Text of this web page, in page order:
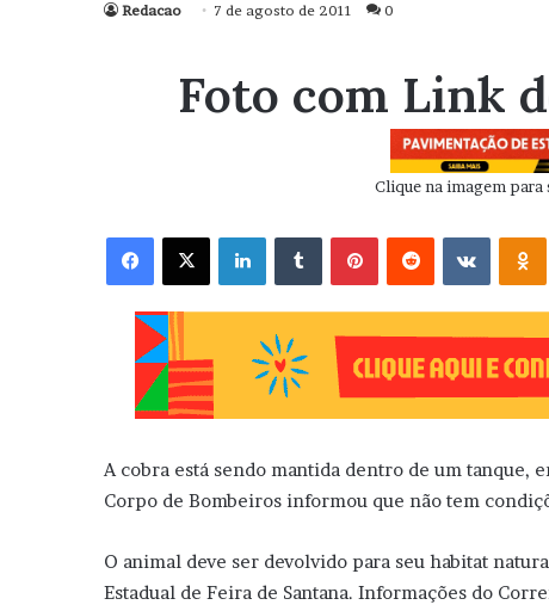
Redacao 7 de agosto de 2011 0
Foto com Link
Clique na imagem
Facebook X Linkedin VK
A cobra está sendo mantida dentro de um tanque,
Corpo de Bombeiros informou que não tem
O animal deve ser devolvido para seu habitat
Estadual de Feira de Santana. Informações do